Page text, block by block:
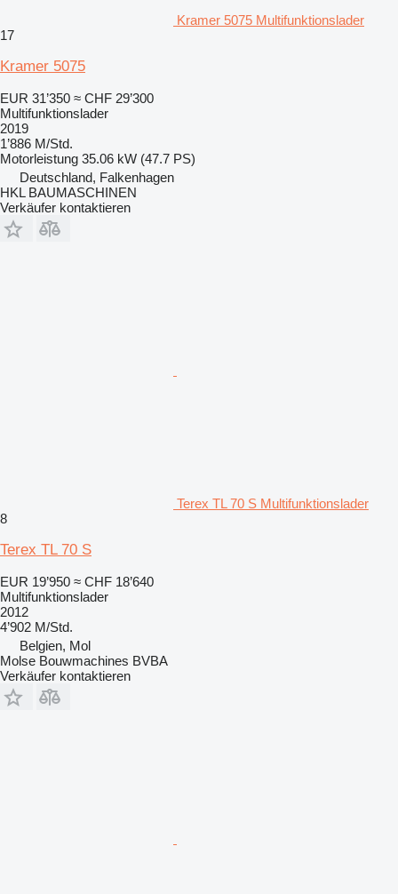
Kramer 5075 Multifunktionslader
17
Kramer 5075
EUR 31’350 ≈ CHF 29’300
Multifunktionslader
2019
1’886 M/Std.
Motorleistung 35.06 kW (47.7 PS)
Deutschland, Falkenhagen
HKL BAUMASCHINEN
Verkäufer kontaktieren
Terex TL 70 S Multifunktionslader
8
Terex TL 70 S
EUR 19’950 ≈ CHF 18’640
Multifunktionslader
2012
4’902 M/Std.
Belgien, Mol
Molse Bouwmachines BVBA
Verkäufer kontaktieren